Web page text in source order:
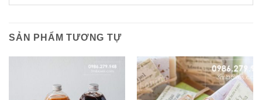
SẢN PHẨM TƯƠNG TỰ